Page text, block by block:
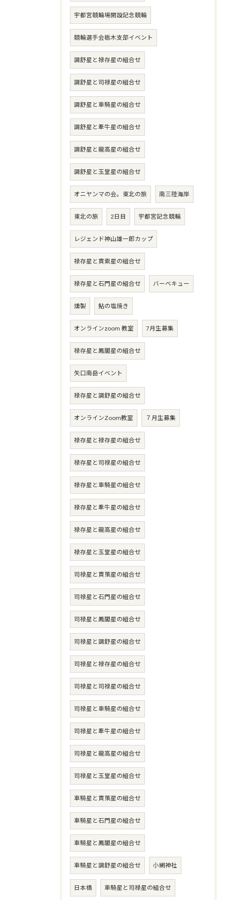
宇都宮競輪場開設記念競輪
競輪選手会栃木支部イベント
調舒星と禄存星の組合せ
調舒星と司禄星の組合せ
調舒星と車騎星の組合せ
調舒星と牽牛星の組合せ
調舒星と龍高星の組合せ
調舒星と玉堂星の組合せ
オニヤンマの会。東北の旅 南三陸海岸
東北の旅 2日目 宇都宮記念競輪
レジェンド神山雄一郎カップ
禄存星と貫索星の組合せ
禄存星と石門星の組合せ バーベキュー
燻製 鮎の塩焼き
オンラインzoom 教室 7月生募集
禄存星と鳳閣星の組合せ
矢口南岳イベント
禄存星と調舒星の組合せ
オンラインZoom教室 ７月生募集
禄存星と禄存星の組合せ
禄存星と司禄星の組合せ
禄存星と車騎星の組合せ
禄存星と牽牛星の組合せ
禄存星と龍高星の組合せ
禄存星と玉堂星の組合せ
司禄星と貫策星の組合せ
司禄星と石門星の組合せ
司禄星と鳳閣星の組合せ
司禄星と調舒星の組合せ
司禄星と禄存星の組合せ
司禄星と司禄星の組合せ
司禄星と車騎星の組合せ
司禄星と牽牛星の組合せ
司禄星と龍高星の組合せ
司禄星と玉堂星の組合せ
車騎星と貫策星の組合せ
車騎星と石門星の組合せ
車騎星と鳳閣星の組合せ
車騎星と調舒星の組合せ 小網神社
日本橋 車騎星と司禄星の組合せ